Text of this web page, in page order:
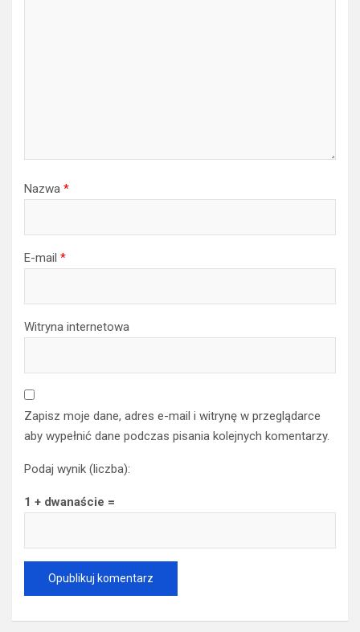
Nazwa *
E-mail *
Witryna internetowa
Zapisz moje dane, adres e-mail i witrynę w przeglądarce
aby wypełnić dane podczas pisania kolejnych komentarzy.
Podaj wynik (liczba):
1 + dwanaście =